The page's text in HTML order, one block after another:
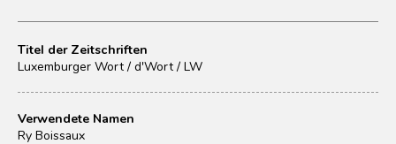
Titel der Zeitschriften
Luxemburger Wort / d'Wort / LW
Verwendete Namen
Ry Boissaux